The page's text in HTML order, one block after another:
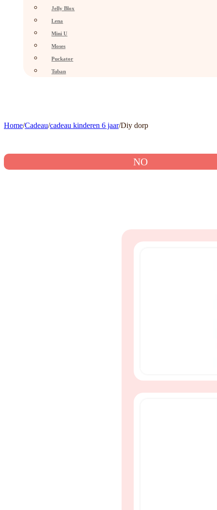
Jelly Blox
Lena
Mini U
Moses
Puckator
Tuban
Home/Cadeau/cadeau kinderen 6 jaar/Diy dorp
NO